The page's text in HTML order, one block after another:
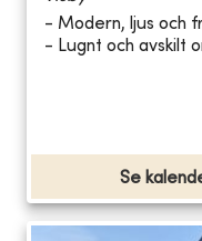
- Modern, ljus och
- Lugnt och avskilt
Se